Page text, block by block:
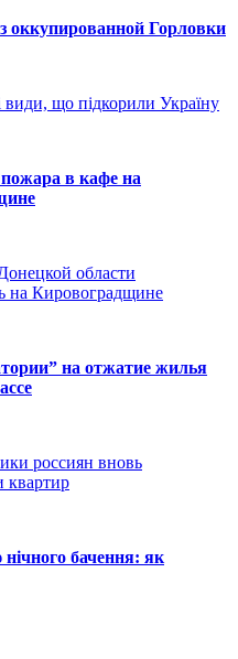
оккупированной Горловки
види, що підкорили Україну
в кафе на
области
на Кировоградщине
на отжатие жилья
россиян вновь
квартир
бачення: як